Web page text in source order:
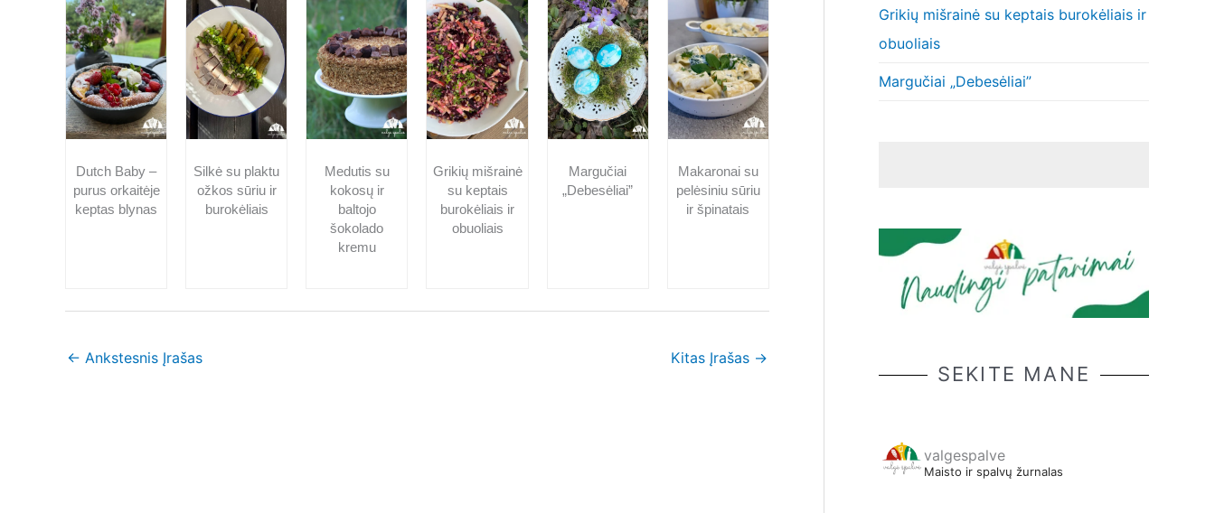
Dutch Baby –
purus orkaitėje
keptas blynas
Silkė su plaktu
ožkos sūriu ir
burokėliais
Medutis su
kokosų ir
baltojo
šokolado
kremu
Grikių mišrainė
su keptais
burokėliais ir
obuoliais
Margučiai
„Debesėliai”
Makaronai su
pelėsiniu sūriu
ir špinatais
← Ankstesnis Įrašas Kitas Įrašas →
Grikių mišrainė su keptais burokėliais ir
obuoliais
Margučiai „Debesėliai”
SEKITE MANE
valgespalve
Maisto ir spalvų žurnalas